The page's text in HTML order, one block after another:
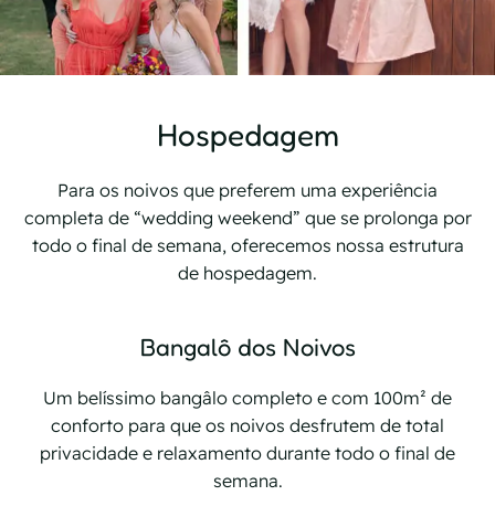
Hospedagem
Para os noivos que preferem uma experiência
completa de “wedding weekend” que se prolonga por
todo o final de semana, oferecemos nossa estrutura
de hospedagem.
Bangalô dos Noivos
Um belíssimo bangâlo completo e com 100m² de
conforto para que os noivos desfrutem de total
privacidade e relaxamento durante todo o final de
semana.